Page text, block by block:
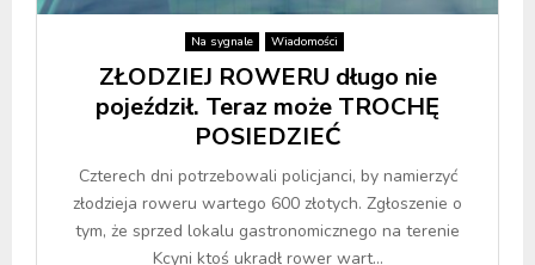
Na sygnale Wiadomości
ZŁODZIEJ ROWERU długo nie
pojeździł. Teraz może TROCHĘ
POSIEDZIEĆ
Czterech dni potrzebowali policjanci, by namierzyć
złodzieja roweru wartego 600 złotych. Zgłoszenie o
tym, że sprzed lokalu gastronomicznego na terenie
Kcyni ktoś ukradł rower wart...